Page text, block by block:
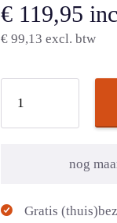
€ 119,95
€ 99,13 excl. btw
nog
Gratis